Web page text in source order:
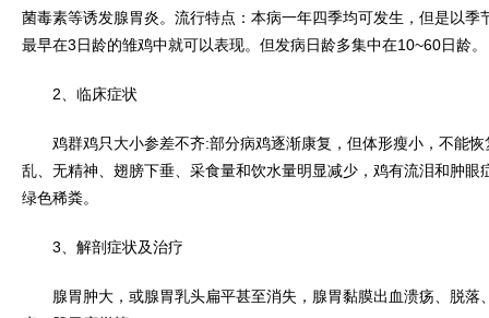
菌毒素等诱发腺胃炎。流行特点：本病一年四季均可发生，但是以季
最早在3日龄的雏鸡中就可以表现。但发病日龄多集中在10~60日龄。
2、临床症状
鸡群鸡只大小参差不齐:部分病鸡逐渐康复，但体形瘦小，不能恢
乱、无精神、翅膀下垂、采食量和饮水量明显减少，鸡有流泪和肿眼
绿色稀粪。
3、解剖症状及治疗
腺胃肿大，或腺胃乳头扁平甚至消失，腺胃黏膜出血溃疡、脱落